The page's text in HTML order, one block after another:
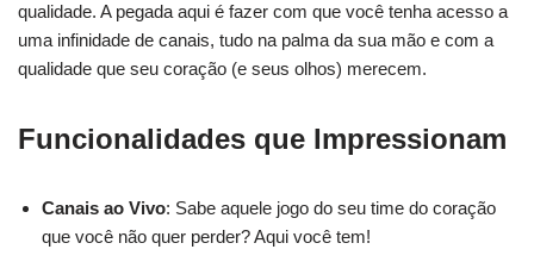
qualidade. A pegada aqui é fazer com que você tenha acesso a
uma infinidade de canais, tudo na palma da sua mão e com a
qualidade que seu coração (e seus olhos) merecem.
Funcionalidades que Impressionam
Canais ao Vivo: Sabe aquele jogo do seu time do coração
que você não quer perder? Aqui você tem!